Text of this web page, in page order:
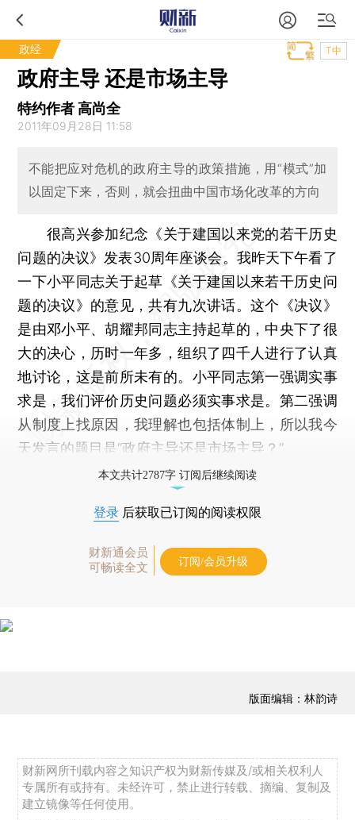
政经 T中
政府主导 还是市场主导
特约作者 高尚全
2011年09月28日 11:58
不能把应对危机的政府主导的政策措施，用“模式”加
以固定下来，否则，就会扭曲中国市场化改革的方向
很高兴参加纪念《关于建国以来党的若干历史
问题的决议》发表30周年座谈会。我昨天下午看了
一下小平同志关于起草《关于建国以来若干历史问
题的决议》的意见，共有九次讲话。这个《决议》
是由邓小平、胡耀邦同志主持起草的，中央下了很
大的决心，历时一年多，组织了四千人进行了认真
地讨论，这是前所未有的。小平同志第一强调实事
求是，我们评价历史问题必须实事求是。第二强调
从制度上找原因，我理解也包括体制上，所以我今
天发言的题目是“政府主导还是市场主导？”
本文共计2787字 订阅后继续阅读
登录 后获取已订阅的阅读权限
财新通会员
可畅读全文
订阅/会员升级
版面编辑：林韵诗
财新网所刊载内容之知识产权为财新传媒及/或相关权利人
专属所有或持有。未经许可，禁止进行转载、摘编、复制及
建立镜像等任何使用。